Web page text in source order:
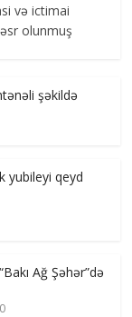
və ictimai
olunmuş
şəkildə
yubileyi qeyd
Ağ Şəhər”də
0